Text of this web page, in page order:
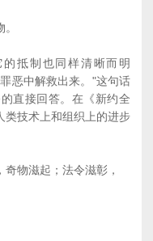
抵制也同样清晰而明
恶中解救出来。"这句话
直接回答。在《新约全
类技术上和组织上的进步
物滋起；法令滋彰，